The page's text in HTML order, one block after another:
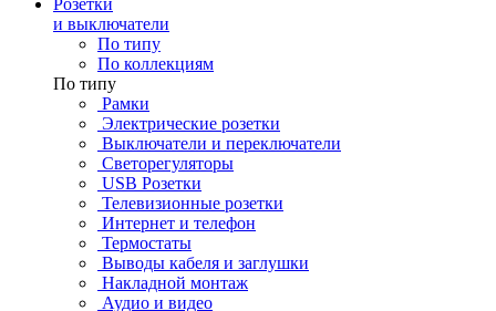
и выключатели
По типу
По коллекциям
По типу
Рамки
Электрические розетки
Выключатели и переключатели
Светорегуляторы
USB Розетки
Телевизионные розетки
Интернет и телефон
Термостаты
Выводы кабеля и заглушки
Накладной монтаж
Аудио и видео